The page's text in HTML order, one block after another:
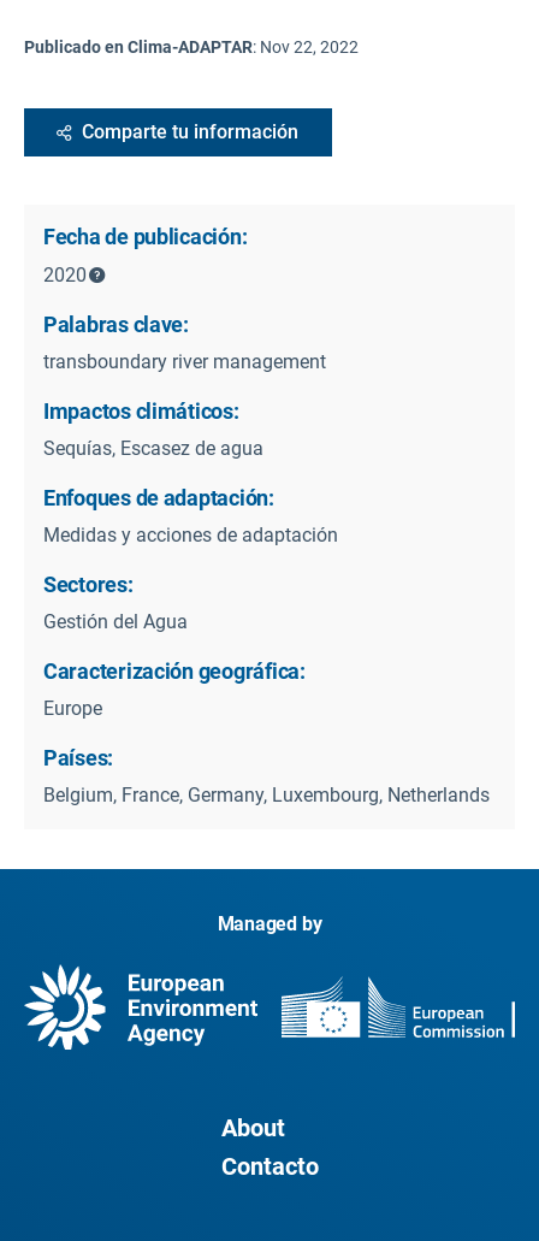
Publicado en Clima-ADAPTAR: Nov 22, 2022
Comparte tu información
Fecha de publicación:
2020
Palabras clave:
transboundary river management
Impactos climáticos:
Sequías, Escasez de agua
Enfoques de adaptación:
Medidas y acciones de adaptación
Sectores:
Gestión del Agua
Caracterización geográfica:
Europe
Países:
Belgium, France, Germany, Luxembourg, Netherlands
Managed by
About
Contacto